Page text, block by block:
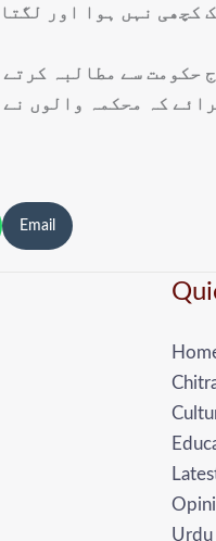
کچھی نہں ہوا اور
حکومت سے مطالبہ
کہ محکمہ والوں
Email
Urdu